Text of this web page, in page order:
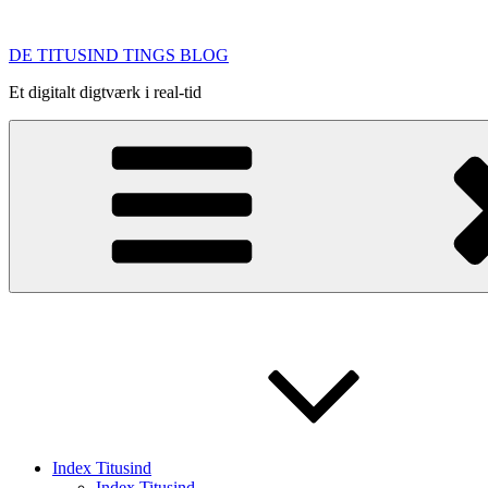
indhold
DE TITUSIND TINGS BLOG
Et digitalt digtværk i real-tid
Index Titusind